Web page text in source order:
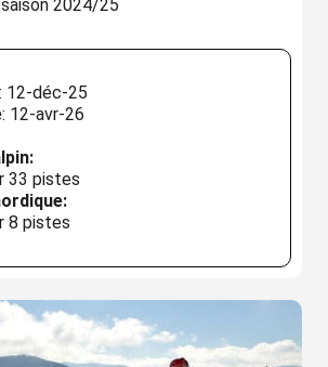
2024/25
12-déc-25
: 12-avr-26
33 pistes
8 pistes